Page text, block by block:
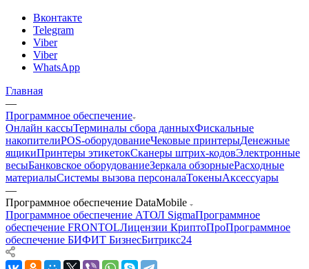
Вконтакте
Telegram
Viber
Viber
WhatsApp
Главная
—
Программное обеспечение
Онлайн кассыТерминалы сбора данныхФискальные
накопителиPOS-оборудованиеЧековые принтерыДенежные
ящикиПринтеры этикетокСканеры штрих-кодовЭлектронные
весыБанковское оборудованиеЗеркала обзорныеРасходные
материалыСистемы вызова персоналаТокеныАксессуары
—
Программное обеспечение DataMobile
Программное обеспечение АТОЛ SigmaПрограммное
обеспечение FRONTOLЛицензии КриптоПроПрограммное
обеспечение БИФИТ БизнесБитрикс24